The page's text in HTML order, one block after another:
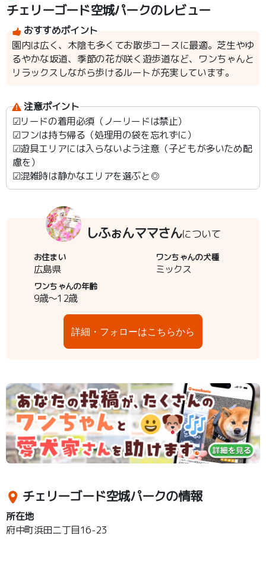
チェリーゴード空城パークのレビュー
おすすめポイント
園内は広く、木陰も多くてお散歩コースに最適。芝生やゆ
るやかな坂道、季節の花が咲く遊歩道など、ワンちゃんと
リラックスしながら歩けるルートが充実しています。
注意ポイント
︎︎︎︎☑︎リードの着用必須（ノーリードは禁止）
︎︎︎︎☑︎フンは持ち帰る（処理用の袋を忘れずに）
︎︎︎︎☑︎遊具エリアには入らないよう注意（子どもが多いため配
慮を）
︎︎︎︎☑︎混雑時は静かなエリアを選ぶと◎
しふぉんママさんについて
お住まい
広島県
ワンちゃんの犬種
ミックス
ワンちゃんの年齢
9歳～12歳
詳細・フォローはこちらから
チェリーゴード空城パークの情報
所在地
府中町浜田二丁目16-23